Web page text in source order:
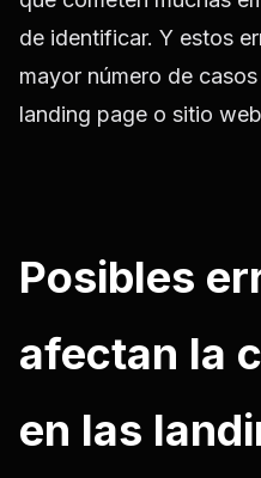
de identificar. Y estos
mayor número de
landing page o sitio web
Posibles
afectan la
en las